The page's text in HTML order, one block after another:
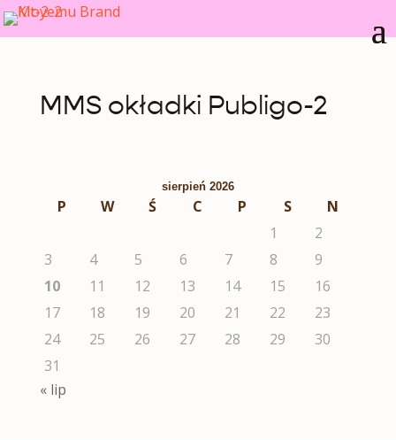
MMS okładki Publigo-2
sierpień 2026
P W Ś C P S
N
1
2
3
4 5 6 7 8
9
10
11 12 13 14 15
16
17
18 19 20 21 22
23
24
25 26 27 28 29
30
31
« lip